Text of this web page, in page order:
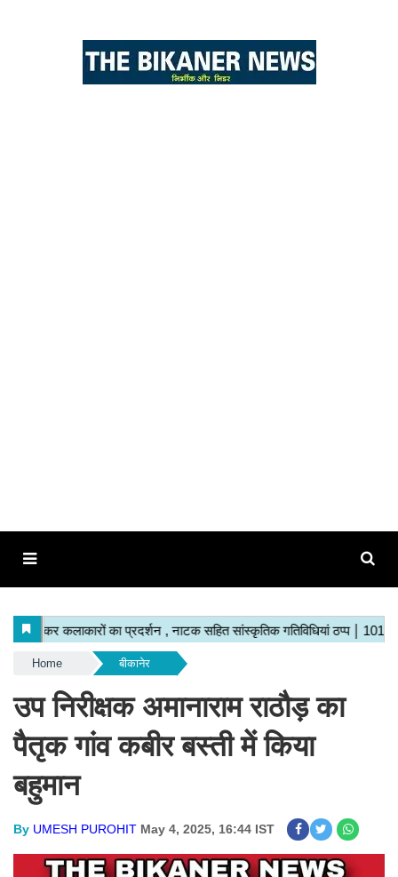
Home बीकानेर
उप निरीक्षक अमानाराम राठौड़ का
पैतृक गांव कबीर बस्ती में किया
बहुमान
By UMESH PUROHIT May 4, 2025, 16:44 IST